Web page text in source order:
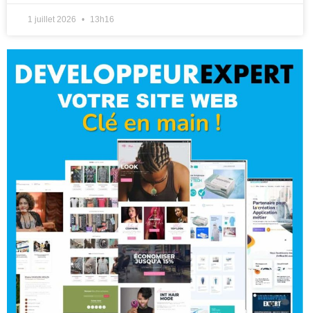
1 juillet 2026 13h16